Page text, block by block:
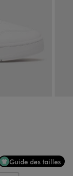
Guide des tailles